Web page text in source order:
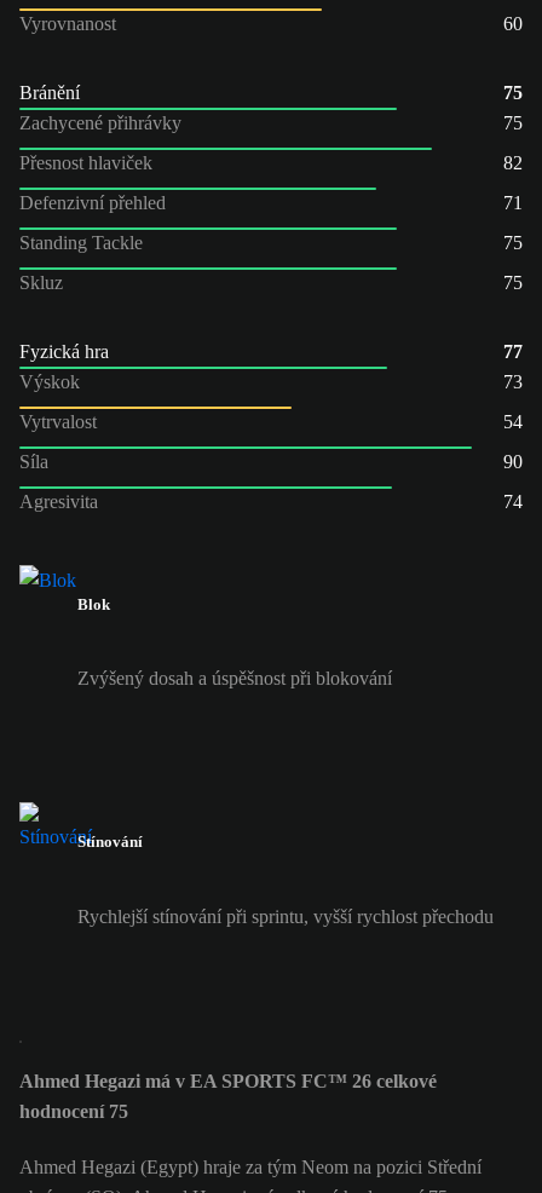
Vyrovnanost
60
Bránění
75
Zachycené přihrávky
75
Přesnost hlaviček
82
Defenzivní přehled
71
Standing Tackle
75
Skluz
75
Fyzická hra
77
Výskok
73
Vytrvalost
54
Síla
90
Agresivita
74
Blok
Zvýšený dosah a úspěšnost při blokování
Stínování
Rychlejší stínování při sprintu, vyšší rychlost přechodu
Ahmed Hegazi má v EA SPORTS FC™ 26 celkové
hodnocení 75
Ahmed Hegazi (Egypt) hraje za tým Neom na pozici Střední